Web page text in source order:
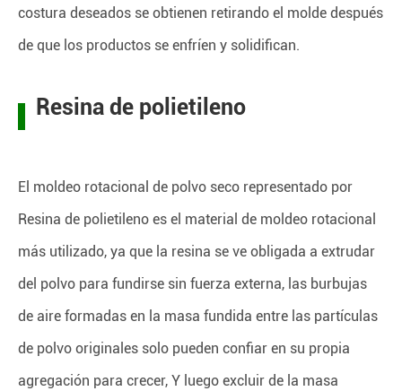
costura deseados se obtienen retirando el molde después
de que los productos se enfríen y solidifican.
Resina de polietileno
El moldeo rotacional de polvo seco representado por
Resina de polietileno es el material de moldeo rotacional
más utilizado, ya que la resina se ve obligada a extrudar
del polvo para fundirse sin fuerza externa, las burbujas
de aire formadas en la masa fundida entre las partículas
de polvo originales solo pueden confiar en su propia
agregación para crecer, Y luego excluir de la masa